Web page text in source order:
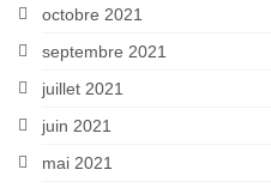
octobre 2021
septembre 2021
juillet 2021
juin 2021
mai 2021